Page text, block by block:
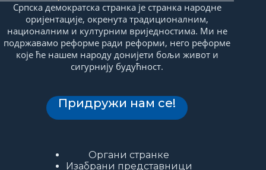
Српска демократска странка је странка народне
оријентације, окренута традиционалним,
националним и културним вриједностима. Ми не
подржавамо реформе ради реформи, него реформе
које ће нашем народу донијети бољи живот и
сигурнију будућност.
Придружи нам се!
Органи странке
Изабрани представници